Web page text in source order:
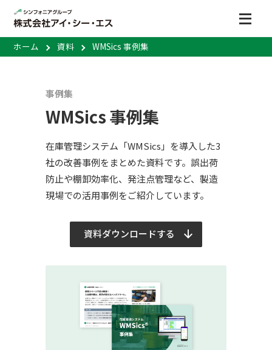
ホーム 資料 WMSics 事例集
事例集
WMSics 事例集
在庫管理システム「WMSics」を導入した3
社の改善事例をまとめた資料です。誤出荷
防止や棚卸効率化、発注点管理など、製造
現場での活用事例をご紹介しています。
資料ダウンロードする